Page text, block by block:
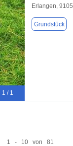
1 / 1
Erlangen,
Grundstück
1 - 10 von 81